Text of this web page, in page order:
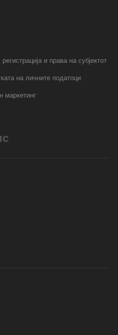
и права на субјектот
на личните податоци
маркетинг